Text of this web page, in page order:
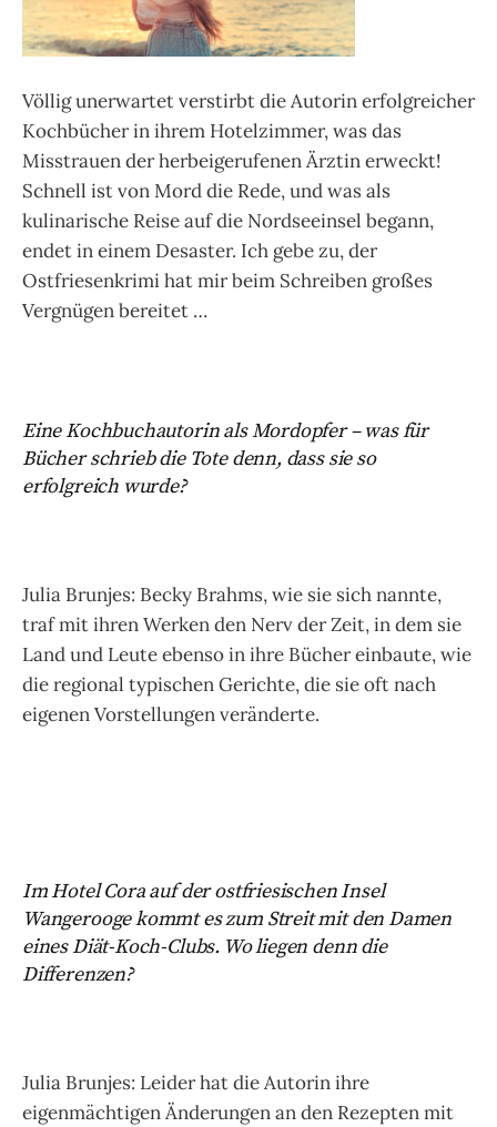
Völlig unerwartet verstirbt die Autorin erfolgreicher
Kochbücher in ihrem Hotelzimmer, was das
Misstrauen der herbeigerufenen Ärztin erweckt!
Schnell ist von Mord die Rede, und was als
kulinarische Reise auf die Nordseeinsel begann,
endet in einem Desaster. Ich gebe zu, der
Ostfriesenkrimi hat mir beim Schreiben großes
Vergnügen bereitet …
Eine Kochbuchautorin als Mordopfer – was für
Bücher schrieb die Tote denn, dass sie so
erfolgreich wurde?
Julia Brunjes: Becky Brahms, wie sie sich nannte,
traf mit ihren Werken den Nerv der Zeit, in dem sie
Land und Leute ebenso in ihre Bücher einbaute, wie
die regional typischen Gerichte, die sie oft nach
eigenen Vorstellungen veränderte.
Im Hotel Cora auf der ostfriesischen Insel
Wangerooge kommt es zum Streit mit den Damen
eines Diät-Koch-Clubs. Wo liegen denn die
Differenzen?
Julia Brunjes: Leider hat die Autorin ihre
eigenmächtigen Änderungen an den Rezepten mit